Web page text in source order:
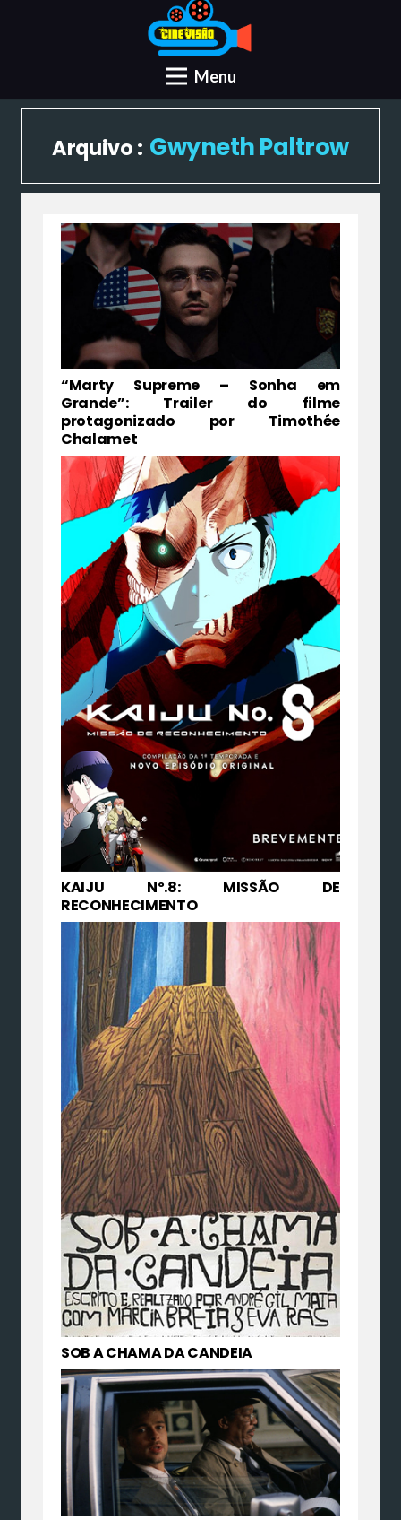
Menu
Arquivo : Gwyneth Paltrow
“Marty Supreme – Sonha em
Grande”: Trailer do filme
protagonizado por Timothée
Chalamet
KAIJU Nº.8: MISSÃO DE
RECONHECIMENTO
SOB A CHAMA DA CANDEIA